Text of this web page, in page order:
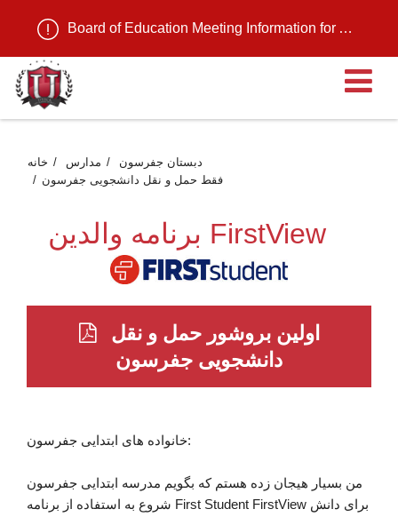
Board of Education Meeting Information for August 11, 2026
خانه مدارس
دبستان جفرسون
فقط حمل و نقل دانشجویی جفرسون
برنامه والدین FirstView
اولین بروشور حمل و نقل
دانشجویی جفرسون
خانواده های ابتدایی جفرسون:
من بسیار هیجان زده هستم که بگویم مدرسه ابتدایی جفرسون
شروع به استفاده از برنامه First Student FirstView برای دانش